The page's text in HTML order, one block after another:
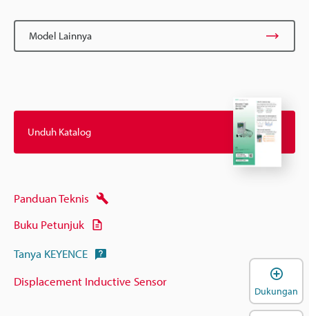
Model Lainnya
Unduh Katalog
Panduan Teknis
Buku Petunjuk
Tanya KEYENCE
Displacement Inductive Sensor
Dukungan